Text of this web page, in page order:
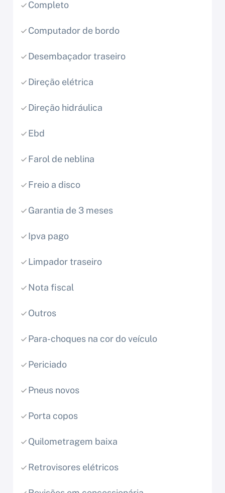
Completo
Computador de bordo
Desembaçador traseiro
Direção elétrica
Direção hidráulica
Ebd
Farol de neblina
Freio a disco
Garantia de 3 meses
Ipva pago
Limpador traseiro
Nota fiscal
Outros
Para-choques na cor do veículo
Periciado
Pneus novos
Porta copos
Quilometragem baixa
Retrovisores elétricos